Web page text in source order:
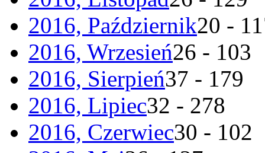
2016, Październik20 -
2016, Wrzesień26 - 103
2016, Sierpień37 - 179
2016, Lipiec32 - 278
2016, Czerwiec30 - 102